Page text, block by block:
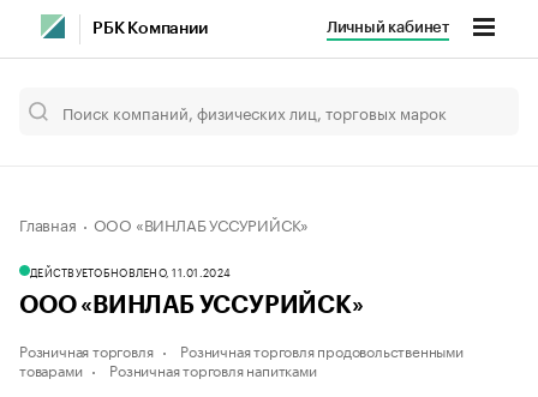
РБК Компании Личный кабинет
Главная ООО «ВИНЛАБ УССУРИЙСК»
ДЕЙСТВУЕТОБНОВЛЕНО, 11.01.2024
ООО «ВИНЛАБ УССУРИЙСК»
Розничная торговля
Розничная торговля продовольственными
товарами
Розничная торговля напитками